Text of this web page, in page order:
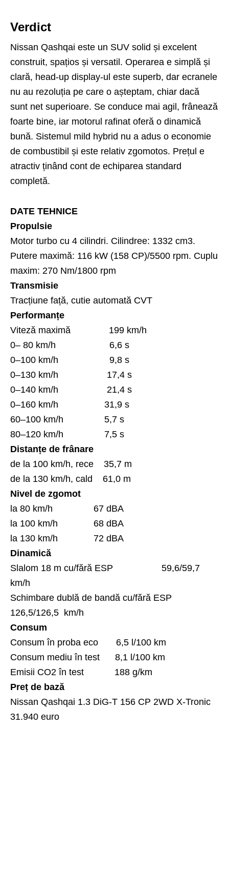
Verdict
Nissan Qashqai este un SUV solid și excelent
construit, spațios și versatil. Operarea e simplă și
clară, head-up display-ul este superb, dar ecranele
nu au rezoluția pe care o așteptam, chiar dacă
sunt net superioare. Se conduce mai agil, frânează
foarte bine, iar motorul rafinat oferă o dinamică
bună. Sistemul mild hybrid nu a adus o economie
de combustibil și este relativ zgomotos. Prețul e
atractiv ținând cont de echiparea standard
completă.
DATE TEHNICE
Propulsie
Motor turbo cu 4 cilindri. Cilindree: 1332 cm3.
Putere maximă: 116 kW (158 CP)/5500 rpm. Cuplu
maxim: 270 Nm/1800 rpm
Transmisie
Tracțiune față, cutie automată CVT
Performanțe
Viteză maximă 199 km/h
0– 80 km/h 6,6 s
0–100 km/h 9,8 s
0–130 km/h 17,4 s
0–140 km/h 21,4 s
0–160 km/h 31,9 s
60–100 km/h 5,7 s
80–120 km/h 7,5 s
Distanțe de frânare
de la 100 km/h, rece 35,7 m
de la 130 km/h, cald 61,0 m
Nivel de zgomot
la 80 km/h 67 dBA
la 100 km/h 68 dBA
la 130 km/h 72 dBA
Dinamică
Slalom 18 m cu/fără ESP 59,6/59,7
km/h
Schimbare dublă de bandă cu/fără ESP
126,5/126,5 km/h
Consum
Consum în proba eco 6,5 l/100 km
Consum mediu în test 8,1 l/100 km
Emisii CO2 în test 188 g/km
Preț de bază
Nissan Qashqai 1.3 DiG-T 156 CP 2WD X-Tronic
31.940 euro